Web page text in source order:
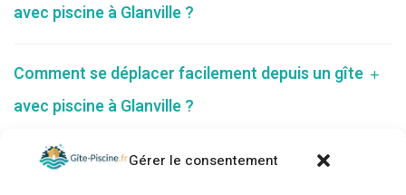
Gérer le consentement
avec piscine à Glanville ?
Comment se déplacer facilement depuis un gîte
avec piscine à Glanville ?